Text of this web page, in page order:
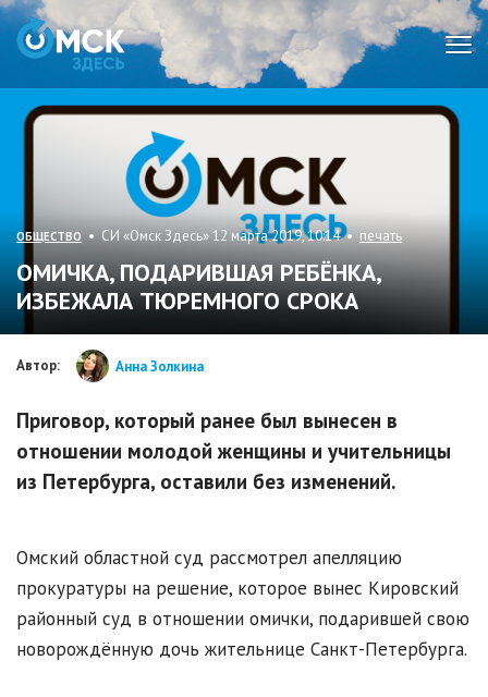
ОБЩЕСТВО • СИ «Омск Здесь» 12 марта 2019, 10:14 • печать
ОМИЧКА, ПОДАРИВШАЯ РЕБЁНКА,
ИЗБЕЖАЛА ТЮРЕМНОГО СРОКА
Автор: Анна Золкина
Приговор, который ранее был вынесен в
отношении молодой женщины и учительницы
из Петербурга, оставили без изменений.
Омский областной суд рассмотрел апелляцию
прокуратуры на решение, которое вынес Кировский
районный суд в отношении омички, подарившей свою
новорождённую дочь жительнице Санкт-Петербурга.